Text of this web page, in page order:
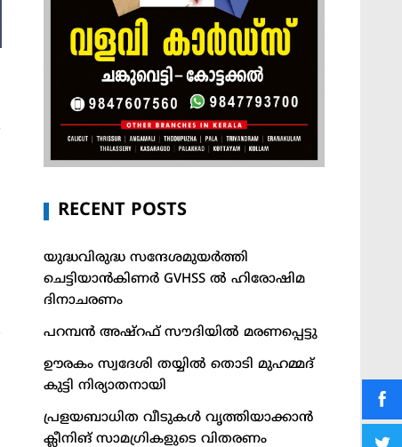
RECENT POSTS
യുദ്ധവിരുദ്ധ സന്ദേശമുയർത്തി
ചെട്ടിയാൻകിണർ GVHSS ൽ ഹിരോഷിമ
ദിനാചരണം
പറമ്പൻ അഷ്‌റഫ് സൗദിയിൽ മരണപ്പെട്ടു
ഊരകം സ്വദേശി തയ്യിൽ തൊടി മുഹമ്മദ്
കുട്ടി നിര്യാതനായി
പ്രളയബാധിത വീടുകൾ വൃത്തിയാക്കാൻ
ക്ലീനിങ് സാമഗ്രികളുടെ വിതരണം